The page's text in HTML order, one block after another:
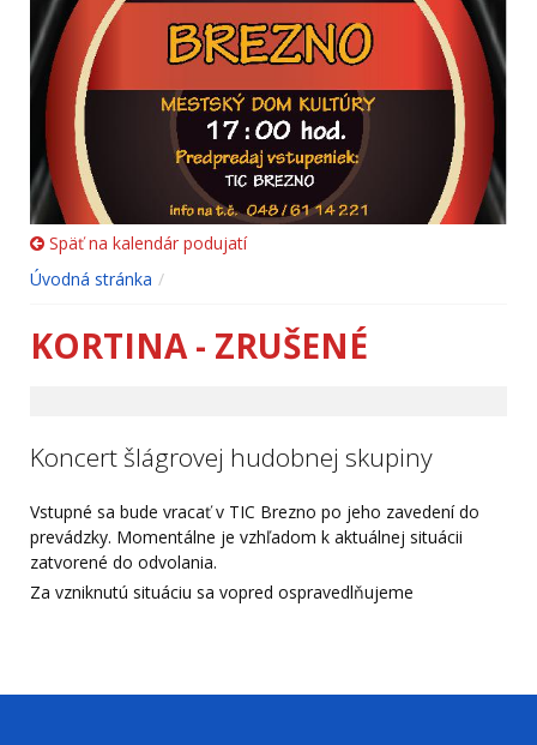
Späť na kalendár podujatí
Úvodná stránka
KORTINA - ZRUŠENÉ
Koncert šlágrovej hudobnej skupiny
Vstupné sa bude vracať v TIC Brezno po jeho zavedení do
prevádzky. Momentálne je vzhľadom k aktuálnej situácii
zatvorené do odvolania.
Za vzniknutú situáciu sa vopred ospravedlňujeme